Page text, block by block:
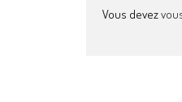
Vous devez